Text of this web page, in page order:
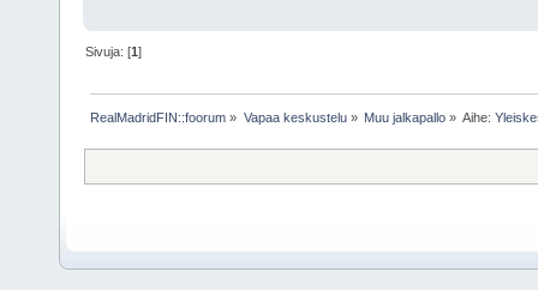
Sivuja: [1]
RealMadridFIN::foorum » Vapaa keskustelu» Muu jalkapallo» Aihe: